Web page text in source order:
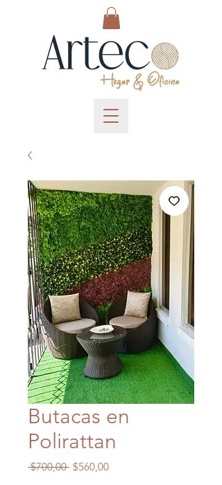
Butacas en
Polirattan
$700,00 Precio
$560,00Precio